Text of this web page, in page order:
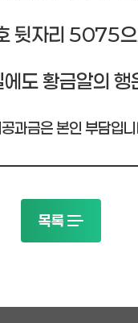
뒷자리 5075
도 황금알의 행
과금은 본인 부담입
목록